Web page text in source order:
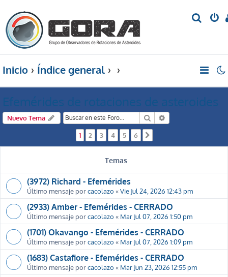
Inicio Índice general
Efemérides de rotaciones de asteroides
Nuevo Tema Buscar
1 2 3 4 5 6
Temas
(3972) Richard - Efemérides
Último mensaje porcacolazo «Vie Jul 24, 2026 12:43 pm
(2933) Amber - Efemérides - CERRADO
Último mensaje porcacolazo « Mar Jul 07, 2026 1:50 pm
(1701) Okavango - Efemérides - CERRADO
Último mensaje porcacolazo « Mar Jul 07, 2026 1:09 pm
(1683) Castafiore - Efemérides - CERRADO
Último mensaje porcacolazo « Mar Jun 23, 2026 12:55 pm